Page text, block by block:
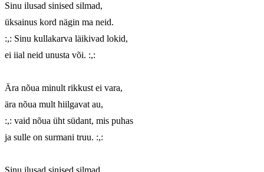
Sinu ilusad sinised silmad,
üksainus kord nägin ma neid.
:,: Sinu kullakarva läikivad lokid,
ei iial neid unusta või. :,:
Ära nõua minult rikkust ei vara,
ära nõua mult hiilgavat au,
:,: vaid nõua üht südant, mis puhas
ja sulle on surmani truu. :,: